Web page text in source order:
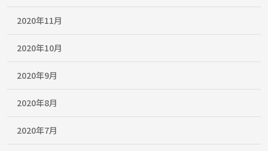
2020年11月
2020年10月
2020年9月
2020年8月
2020年7月